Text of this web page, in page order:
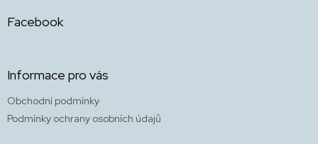
Facebook
Informace pro vás
Obchodní podmínky
Podmínky ochrany osobních údajů